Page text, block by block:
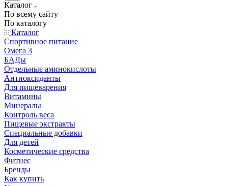
Каталог
По всему сайту
По каталогу
Каталог
Спортивное питание
Омега 3
БАДы
Отдельные аминокислоты
Антиоксиданты
Для пищеварения
Витамины
Минералы
Контроль веса
Пищевые экстракты
Специальные добавки
Для детей
Косметические средства
Фитнес
Бренды
Как купить